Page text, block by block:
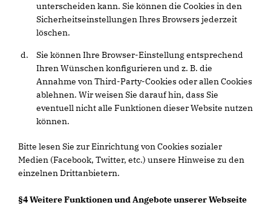
unterscheiden kann. Sie können die Cookies in den
Sicherheitseinstellungen Ihres Browsers jederzeit
löschen.
Sie können Ihre Browser-Einstellung entsprechend
Ihren Wünschen konfigurieren und z. B. die
Annahme von Third-Party-Cookies oder allen Cookies
ablehnen. Wir weisen Sie darauf hin, dass Sie
eventuell nicht alle Funktionen dieser Website nutzen
können.
Bitte lesen Sie zur Einrichtung von Cookies sozialer
Medien (Facebook, Twitter, etc.) unsere Hinweise zu den
einzelnen Drittanbietern.
§4 Weitere Funktionen und Angebote unserer Webseite